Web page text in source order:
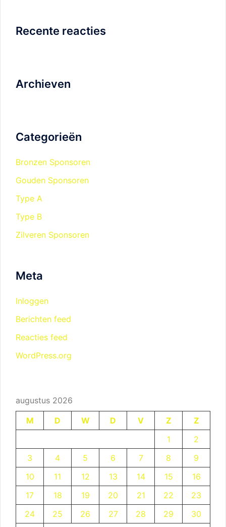
Recente reacties
Archieven
Categorieën
Bronzen Sponsoren
Gouden Sponsoren
Type A
Type B
Zilveren Sponsoren
Meta
Inloggen
Berichten feed
Reacties feed
WordPress.org
augustus 2026
M
D W D V Z
Z
1
2
3
4 5 6 7 8
9
10
11 12 13 14 15
16
17
18 19 20 21 22
23
24
25 26 27 28 29
30